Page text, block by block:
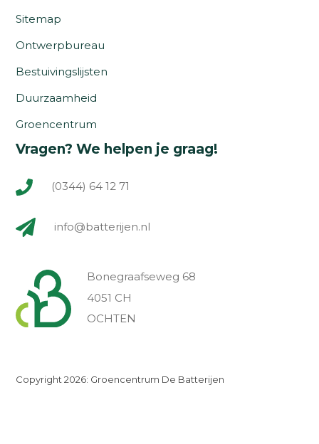
Sitemap
Ontwerpbureau
Bestuivingslijsten
Duurzaamheid
Groencentrum
Vragen? We helpen je graag!
(0344) 64 12 71
info@batterijen.nl
Bonegraafseweg 68
4051 CH
OCHTEN
Copyright 2026: Groencentrum De Batterijen